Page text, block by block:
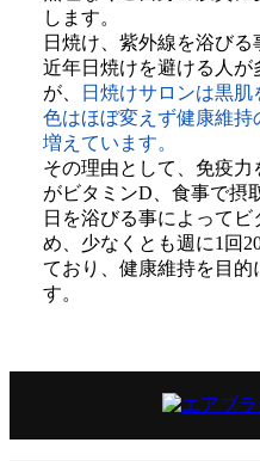
します。
日焼け、紫外線を浴びる
近年日焼けを避ける人
が、
日焼けサロンは黒
色はほぼ変えず健康維持
増えています。
その理由として、免疫
がビタミンD、食事で摂
日を浴びる事によって
め、少なくとも週に1回
ており、健康維持を目的
す。